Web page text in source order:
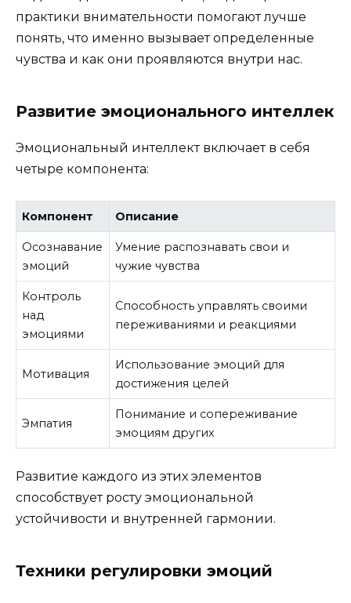
практики внимательности помогают лучше
понять, что именно вызывает определенные
чувства и как они проявляются внутри нас.
Развитие эмоционального интеллек
Эмоциональный интеллект включает в себя
четыре компонента:
Компонент Описание
Осознавание
эмоций
Умение распознавать свои и
чужие чувства
Контроль
над
эмоциями
Способность управлять своими
переживаниями и реакциями
Мотивация
Использование эмоций для
достижения целей
Эмпатия
Понимание и сопереживание
эмоциям других
Развитие каждого из этих элементов
способствует росту эмоциональной
устойчивости и внутренней гармонии.
Техники регулировки эмоций